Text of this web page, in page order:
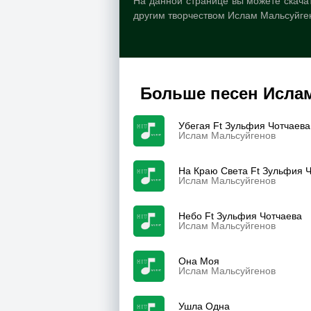
другим творчеством Ислам
Больше песен
Убегая Ft Зульфия Чотчаева
Ислам Мальсуйгенов
На Краю Света Ft Зульфия
Ислам Мальсуйгенов
Небо Ft Зульфия Чотчаева
Ислам Мальсуйгенов
Она Моя
Ислам Мальсуйгенов
Ушла Одна